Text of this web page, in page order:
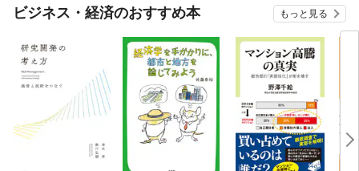
ビジネス・経済のおすすめ本 もっと見る